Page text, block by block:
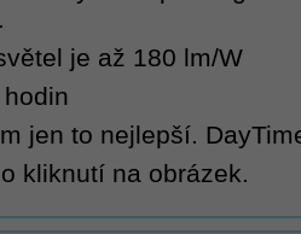
je až 180 lm/W
jen to nejlepší.
kliknutí na obrázek.